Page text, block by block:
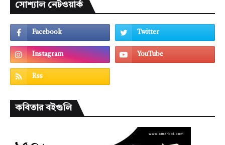
সোশ্যাল নেটওয়ার্ক
কবিতার বইগুলি